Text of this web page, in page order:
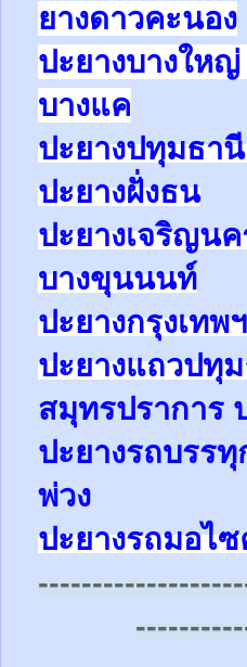
ยางดาวคะนอง
ปะยางบางให
บางแค
ปะยางปทุมธานี
ปะยางฝั่งธน
ปะยางเจริญน
บางขุนนนท์
ปะยางกรุงเท
ปะยางแถวปทุ
สมุทรปราการ
ปะยางรถบรรทุ
พ่วง
ปะยางรถมอไ